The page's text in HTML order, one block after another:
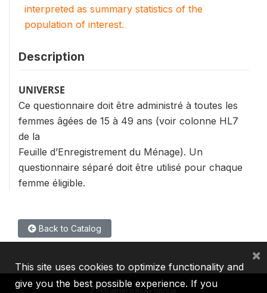
interpreted as summary statistics of the
population of interest.
Description
UNIVERSE
Ce questionnaire doit être administré à toutes les
femmes âgées de 15 à 49 ans (voir colonne HL7
de la
Feuille d’Enregistrement du Ménage). Un
questionnaire séparé doit être utilisé pour chaque
femme éligible.
Back to Catalog
This site uses cookies to optimize functionality and
give you the best possible experience. If you
×